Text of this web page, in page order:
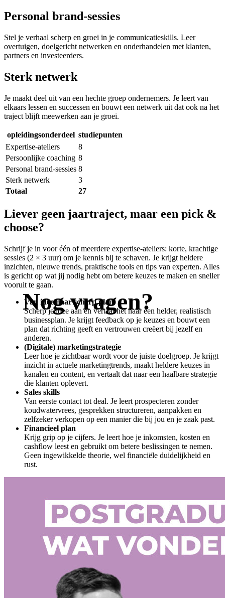
Personal brand-sessies
Stel je verhaal scherp en groei in je communicatieskills. Leer
overtuigen, doelgericht netwerken en onderhandelen met klanten,
partners en investeerders.
Sterk netwerk
Je maakt deel uit van een hechte groep ondernemers. Je leert van
elkaars lessen en successen en bouwt een netwerk uit dat ook na het
traject blijft meewerken aan je groei.
Programma van het postgraduaat ondernemen.
opleidingsonderdeel studiepunten
Expertise-ateliers
8
Persoonlijke coaching 8
Personal brand-sessies 8
Sterk netwerk
3
Totaal
27
Liever geen jaartraject, maar een pick &
choose?
Schrijf je in voor één of meerdere expertise-ateliers: korte, krachtige
sessies (2 × 3 uur) om je kennis bij te schaven. Je krijgt heldere
inzichten, nieuwe trends, praktische tools en tips van experten. Alles
is gericht op wat jij nodig hebt om betere keuzes te maken en sneller
vooruit te gaan.
Van idee naar scherp plan
Scherp je idee aan en vertaal het naar een helder, realistisch
businessplan. Je krijgt feedback op je keuzes en bouwt een
plan dat richting geeft en vertrouwen creëert bij jezelf en
anderen.
(Digitale) marketingstrategie
Leer hoe je zichtbaar wordt voor de juiste doelgroep. Je krijgt
inzicht in actuele marketingtrends, maakt heldere keuzes in
kanalen en content, en vertaalt dat naar een haalbare strategie
die klanten oplevert.
Sales skills
Van eerste contact tot deal. Je leert prospecteren zonder
koudwatervrees, gesprekken structureren, aanpakken en
zelfzeker verkopen op een manier die bij jou en je zaak past.
Financieel plan
Krijg grip op je cijfers. Je leert hoe je inkomsten, kosten en
cashflow leest en gebruikt om betere beslissingen te nemen.
Geen ingewikkelde theorie, wel financiële duidelijkheid en
rust.
Nog vragen?